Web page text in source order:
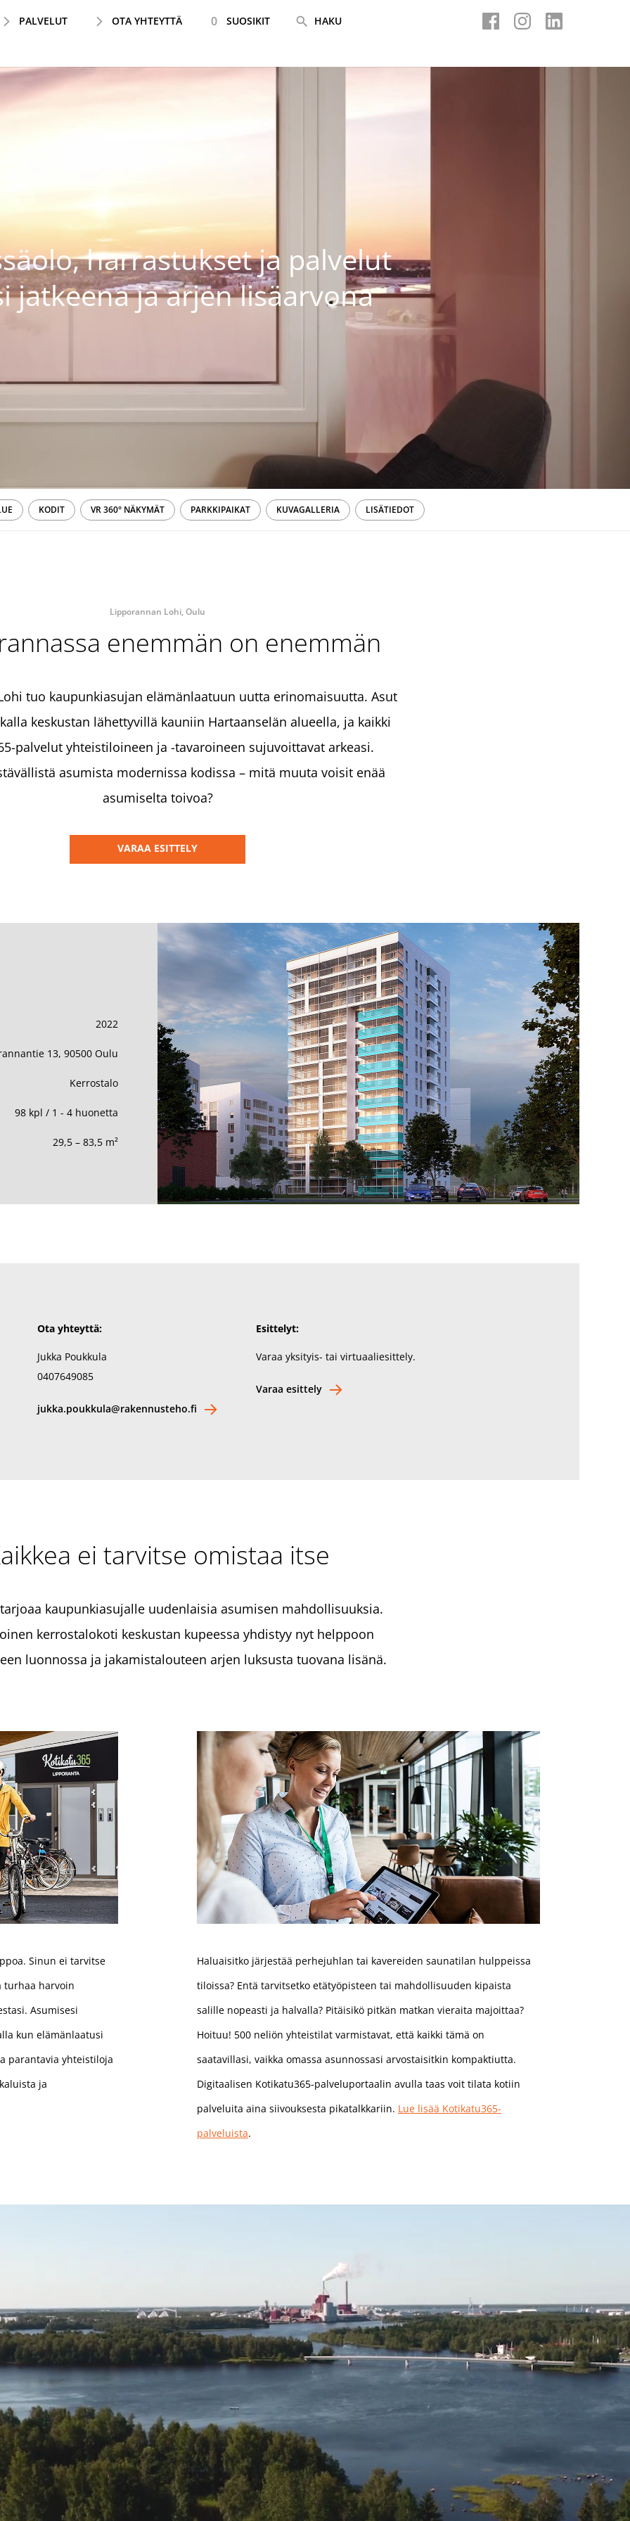
PALVELUT OTA YHTEYTTÄ 0 SUOSIKIT HAKU
harrastukset ja palvelut
jatkeena ja arjen lisäarvona
KODIT VR 360° NÄKYMÄT PARKKIPAIKAT KUVAGALLERIA LISÄTIEDOT
Lipporannan Lohi, Oulu
enemmän on enemmän
tuo kaupunkiasujan elämänlaatuun uutta erinomaisuutta. Asut
keskustan lähettyvillä kauniin Hartaanselän alueella, ja kaikki
palvelut yhteistiloineen ja -tavaroineen sujuvoittavat arkeasi.
asumista modernissa kodissa – mitä muuta voisit enää
asumiselta toivoa?
VARAA ESITTELY
2022
13, 90500 Oulu
Kerrostalo
98 kpl / 1 - 4 huonetta
29,5 – 83,5 m²
Ota yhteyttä:
Jukka Poukkula
0407649085
jukka.poukkula@rakennusteho.fi
Esittelyt:
Varaa yksityis- tai virtuaaliesittely.
Varaa esittely
ei tarvitse omistaa itse
kaupunkiasujalle uudenlaisia asumisen mahdollisuuksia.
kerrostalokoti keskustan kupeessa yhdistyy nyt helppoon
luonnossa ja jakamistalouteen arjen luksusta tuovana lisänä.
Sinun ei tarvitse
turhaa harvoin
Asumisesi
kun elämänlaatusi
parantavia yhteistiloja
ja
Haluaisitko järjestää perhejuhlan tai kavereiden saunatilan hulppeissa
tiloissa? Entä tarvitsetko etätyöpisteen tai mahdollisuuden kipaista
salille nopeasti ja halvalla? Pitäisikö pitkän matkan vieraita majoittaa?
Hoituu! 500 neliön yhteistilat varmistavat, että kaikki tämä on
saatavillasi, vaikka omassa asunnossasi arvostaisitkin kompaktiutta.
Digitaalisen Kotikatu365-palveluportaalin avulla taas voit tilata kotiin
palveluita aina siivouksesta pikatalkkariin. Lue lisää Kotikatu365-
palveluista.